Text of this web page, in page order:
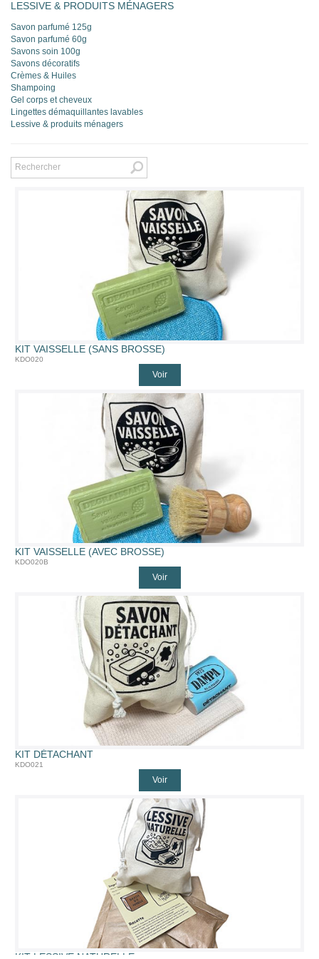
LESSIVE & PRODUITS MÉNAGERS
Savon parfumé 125g
Savon parfumé 60g
Savons soin 100g
Savons décoratifs
Crèmes & Huiles
Shampoing
Gel corps et cheveux
Lingettes démaquillantes lavables
Lessive & produits ménagers
KIT VAISSELLE (SANS BROSSE)
KDO020
Voir
KIT VAISSELLE (AVEC BROSSE)
KDO020B
Voir
KIT DÉTACHANT
KDO021
Voir